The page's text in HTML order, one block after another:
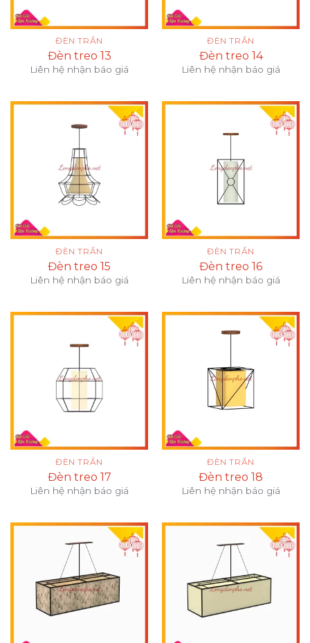
ĐÈN TRẦN
Đèn treo 13
Liên hệ nhận báo giá
ĐÈN TRẦN
Đèn treo 14
Liên hệ nhận báo giá
ĐÈN TRẦN
Đèn treo 15
Liên hệ nhận báo giá
ĐÈN TRẦN
Đèn treo 16
Liên hệ nhận báo giá
ĐÈN TRẦN
Đèn treo 17
Liên hệ nhận báo giá
ĐÈN TRẦN
Đèn treo 18
Liên hệ nhận báo giá